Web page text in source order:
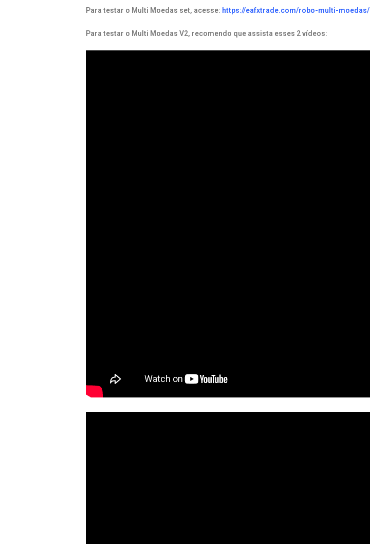
Para testar o Multi Moedas set, acesse: https://eafxtrade.com/robo-multi-moedas/
Para testar o Multi Moedas V2, recomendo que assista esses 2 vídeos: